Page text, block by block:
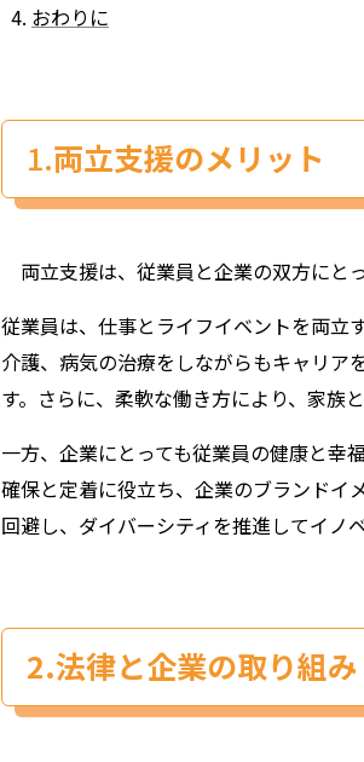
おわりに
1.両立支援のメリット
両立支援は、従業員と企業の双方にと
従業員は、仕事とライフイベントを両立
介護、病気の治療をしながらもキャリア
す。さらに、柔軟な働き方により、家族
一方、企業にとっても従業員の健康と幸
確保と定着に役立ち、企業のブランドイ
回避し、ダイバーシティを推進してイノ
2.法律と企業の取り組み